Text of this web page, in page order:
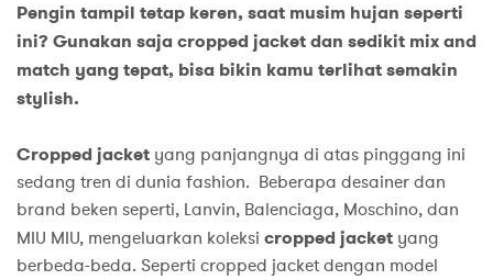
Pengin tampil tetap keren, saat musim hujan seperti
ini? Gunakan saja cropped jacket dan sedikit mix and
match yang tepat, bisa bikin kamu terlihat semakin
stylish.
Cropped jacket yang panjangnya di atas pinggang ini
sedang tren di dunia fashion. Beberapa desainer dan
brand beken seperti, Lanvin, Balenciaga, Moschino, dan
MIU MIU, mengeluarkan koleksi cropped jacket yang
berbeda-beda. Seperti cropped jacket dengan model